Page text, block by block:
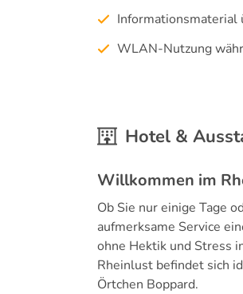
Informationsmaterial
WLAN-Nutzung
Hotel &
Willkommen im
Ob Sie nur einige Tage
aufmerksame Service
ohne Hektik und Stress
Rheinlust befindet sich
Örtchen Boppard.